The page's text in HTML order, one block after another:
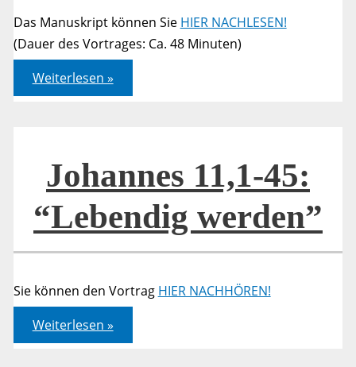
Das Manuskript können Sie HIER NACHLESEN!
(Dauer des Vortrages: Ca. 48 Minuten)
Johannes
11,1-
45:
Weiterlesen »
Johannes 11,1-45:
“Lebendig werden”
Sie können den Vortrag HIER NACHHÖREN!
Johannes
11,1-
45:
Weiterlesen »